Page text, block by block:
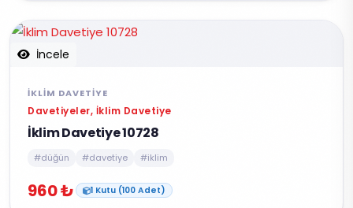
İncele
İKLIM DAVETIYE
Davetiyeler, İklim Davetiye
İklim Davetiye 10728
#düğün #davetiye #iklim
960 ₺ 1 Kutu (100 Adet)